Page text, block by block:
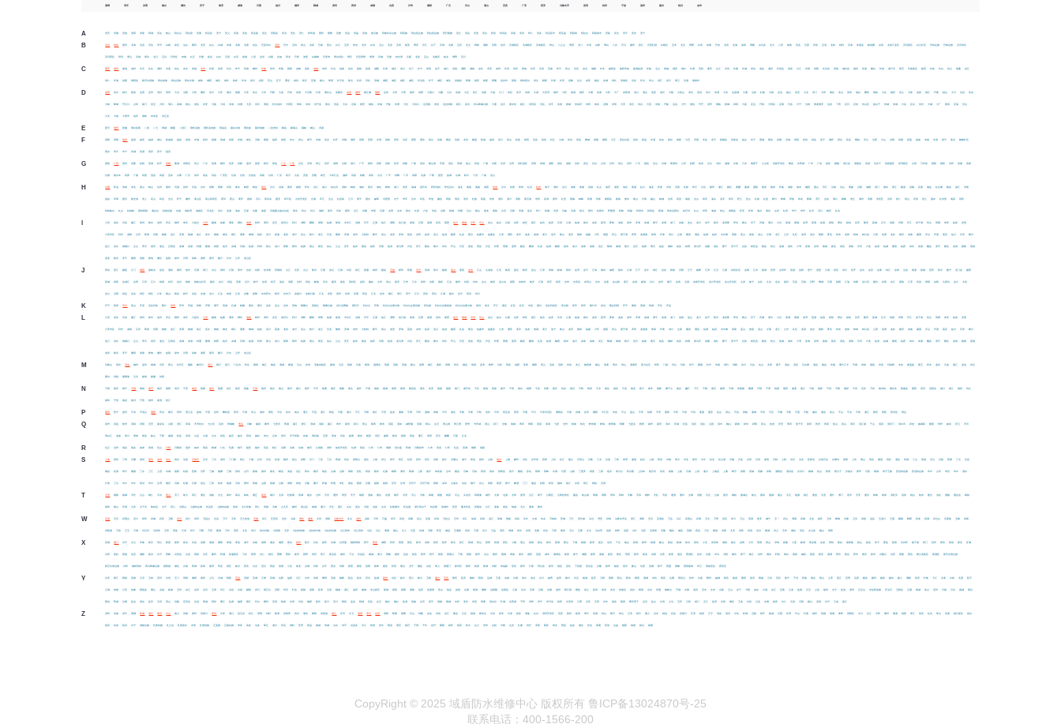
淄博 枣庄 东营 烟台 潍坊 济宁 泰安 威海 日照 临沂 德州 聊城 滨州 荷泽 成都 自贡 泸州 德阳 广元 乐山 眉山 宜宾 广安 西安 乌鲁木齐 昆明 杭州 宁波 温州 嘉兴 绍兴 金华
A 安庆 安顺 安国 安阳 安陆 阿城 安达 鞍山 阿尔山 阿拉善 安康 阿克苏 安宁 安义 安溪 安龙 阿克塞 安定 安阳县 安乡 安化 安仁 昂昂溪 爱民 爱辉 安图 安远 安福 安源 敖汉旗 阿鲁科尔沁旗 阿荣旗 阿拉善左旗 阿拉善右旗 阿巴嘎旗 安丘 安县 安居 安岳 阿坝 阿坝县 安塞 安泽 昂仁 安多 阿克苏市 阿瓦提 阿勒泰 阿拉尔 阿勒泰市 安新 安次 安平 安吉 安宁
B 北京 蚌埠 亳州 北海 北流 百色 毕节 白银 保定 泊头 霸州 北安 白山 白城 本溪 北镇 北票 包头 巴彦淖尔 滨州 巴中 宝鸡 保山 北碚 巴南 璧山 白云 宝安 布吉 北市 白沟 宝山 北辰 宝坻 板芙 博罗 滨江 白下 滨湖 北塘 宝应 北仑 碑林 灞桥 宾阳 包河 滨湖新区 北城新区 滨海新区 蚌山 八公山 博望 北门 半汤 白桥 博白 八步 巴马 播州 碧江 百里杜鹃 白银区 宝丰 北关 博爱 白浪 保康 巴东 北塔 北湖 保靖 博鳌 白马井 北大 八所 板桥 宾县 巴彦 拜泉 宝清 北林 勃利 滨海 本溪县 鲅鱼圈 白塔 北港工业区 滨河新区 白云矿区 巴林左旗 巴林右旗 滨河东区
滨河西区 班玛 博山 滨城 博兴 北川 宝兴 巴州区 布拖 白玉 巴塘 彬县 白水 宝塔 白河 保德 八宿 边坝 白朗 比如 班戈 巴青 波密 白碱滩 巴里坤 博尔塔拉 博乐 巴音郭楞 博湖 拜城 巴楚 布尔津 兵团 北泉 宝山 北戴河 柏乡 博野 宾川
C 重庆 滁州 巢湖 池州 长乐 从化 潮州 岑溪 崇左 赤水 承德 沧州 长葛 赤壁 长沙 常宁 常德 郴州 长春 常州 常熟 朝阳 赤峰 昌邑 成都 崇州 长治 昌都 昌吉 楚雄 慈溪 城阳 长寿 城关 崇川 长汀 长宁 崇明 昌平 城口 澄海 潮阳 潮南 赤坎 淳安 成华 长清 崇安 蔡甸 长安 沧浪 苍南 常平 茶山 呈贡 昌北 城厢 长丰 枞阳县 春晖学校 巢湖临湖 长集 仓山 禅城 潮安 城中 长洲 苍梧 册亨 从江 岑巩 长顺 长城 崇信 成县 瀍河 长垣县 承留 川汇 长阳 崇阳 长沙县 茶陵 城步县 慈利 辰溪 畅好 长坡 城子河 翠峦 长春新区 船营 长岭 长白 崇义 柴桑 昌江
崇仁 长海 昌图 朝阳县 陈巴尔虎旗 察右前旗 察右后旗 察右中旗 城东 城西 城北 城中 称多 长岛 昌乐 昌邑 苍山 茌平 曹县 成武 朝天 苍溪 船山 翠屏 长宁县 陈仓 长武 淳化 澄城 城固 城区 城区 城区 长治县 长子 城区 城关 昌都县 察雅 措美 错那 察隅 昌吉市 策勒 察布查尔 崇文 朝阳 长泰 长安 昌黎 丛台 成安 磁县 赤城 崇礼 承德县 沧县 长兴 常山 澄江 昌宁 翠云 沧源 楚雄市
D 东莞 东兴 都匀 敦煌 定西 定州 登封 邓州 大冶 当阳 大悟 儋州 东方 大庆 德兴 德惠 大安 东台 大丰 丹阳 大连 丹东 东港 大石桥 灯塔 调兵山 东戴河 东营 德州 都江堰 德阳 达州 大同 大理 德宏 东阳 大渡口 大鹏 大兴 东城 大足 垫江 东丽 大港 斗门 东区 东升 东凤 大涌 大亚湾 端州 大旺 鼎湖 德庆 大埔 东源 大邑 大厂 东西湖 沌口 洞头 道里 道外 大朗 大岭山 东坑 道滘 东川 东湖 大东 达坂城 大通 当涂 杜集 大观 定远 砀山 东至 大关 东门 大田 德化 东山 东侨 电白 叠彩 德保 大化 都安 东兰 大新 道真 德江 丹寨 独山 大方 宕昌 东乡
大峪 郸城 丹江口 点军 掇刀 东宝 大祥 洞口 鼎城 德山 道县 东安 大路 大成 东成 东澳 大茂 东河 滴道 杜尔伯特 大同区 带岭 东风 东宁县 敦化 东昌 大余 定南 德安 都昌 东海 丹徒 东洲 大洼 大武口 达茂旗 东胜 达拉特旗 磴口 多伦 东乌珠穆沁旗 大通 达日 德令哈 都兰 东营县 岱岳 东平 东港 德城 东昌府 东阿 单县 定陶 东明 大安 东区 东兴 大英 东坡 丹棱 达县 大竹 德昌 丹巴 道孚 德格 稻城 得荣 大荔 定边 丹凤 大同县 定襄 代县 大宁 当雄 堆龙德庆 达孜 丁青 定日 定结 东山区 独山子 东城 东城 大名 定兴 东光 大城 大厂 德清 定海 岱山
大关 大姚 大理市 迪庆 德钦 东丰县 东辽县
E 恩平 鄂州 恩施 鄂尔多斯 二道 二七 鄂城 峨蔓 二道江 鄂托克旗 鄂托克前旗 鄂温克 额尔古纳 鄂伦春 额济纳旗 二连浩特 峨边 峨眉山 额敏 峨山 洱源
F 凤阳 阜阳 福州 福清 福安 福鼎 佛山 防城港 福泉 富锦 丰城 抚州 抚顺 凤城 阜新 丰镇 奉化 涪陵 番禺 福田 奉贤 丰台 房山 奉节 丰都 阜沙 封开 丰顺 佛冈 富阳 芙蓉 沣渭 凤岗 富民 法库 肥西 肥东 凤台 阜南 繁昌 范岗 丰泽 枫溪 防城 福绵 富川 凤山 扶绥 凤冈 范县 凤泉 封丘 方城 扶沟 房县 樊城 凤凰 番阳 方正 富拉尔基 富裕 抚远 丰满 扶余 抚松 奉新 分宜 浮梁 丰县 阜宁 抚顺县 阜新县 福山 坊子 肥城 费县 富顺 涪城 凤翔 扶风 凤县 富平 佛坪 府谷 富县 繁峙 浮山 汾西 方山 汾阳 阜康 富蕴 福海 丰南 丰润 抚宁 复兴 峰峰矿区
肥乡 阜平 丰宁 阜城 富源 凤庆 富宁 福贡
G 固镇 广州 高州 高要 桂林 贵港 桂平 贵阳 藁城 高碑店 巩义 广水 贵溪 赣州 高安 高邮 盖州 固原 根河 果洛 广元 广安 古交 光明 皋兰 高开 港闸 古镇 港口 广宁 岗侨 拱墅 高新 高淳 鼓楼 广陵 高埗 观山湖 官渡 高区 管城 龟山 贵池 广德 功桥 光泽 古田 高栏港区 高明 恭城 灌阳 港北 港南 关岭 贵定 甘谷 古浪 甘州 高台 瓜州 广河 固始 光山 谷城 葛洲坝 公安 桂阳 桂东 古丈 光村 感城 甘南 工农 孤家子 公主岭 高新开发区 赣县 共青城 广丰 广昌 姑苏 赣榆 灌云县 灌南县 高港 甘井子 高新园区 高湾新区 古塔 弓长岭 固阳 刚察 共和 贵德 贵南
甘德 格尔木 高青 广饶 高密 冠县 高唐 贡井 古蔺 广汉 高坪 高县 珙县 广安区 甘洛 甘孜 甘孜县 高陵 甘泉 广灵 高平 古县 贡觉 贡嘎 岗巴 工布江达 伽师 巩留 鼓楼 高邑 古冶 广平 馆陶 广宗 高阳 沽源 广阳 固安 故城 古城 耿马 个旧 广南 贡山
H 合肥 怀远 淮南 淮北 黄山 鹤山 化州 惠州 河源 贺州 河池 合作 邯郸 黄骅 河间 衡水 鹤壁 辉县 黄石 汉川 洪湖 黄冈 衡阳 怀化 洪江 海口 哈尔滨 虎林 鹤岗 海林 黑河 海伦 桦甸 海门 淮安 海城 葫芦岛 呼和浩特 呼伦贝尔 海北 黄南 海南 海西 荷泽 汉中 哈密 和田 红河 杭州 海宁 湖州 合川 海珠 黄埔 花都 红古 海安 湖里 海沧 黄浦 虹口 海淀 怀柔 河东 河西 红桥 和平 汉沽 横琴 濠江 横栏 黄圃 惠城 惠阳 惠东 惠来 怀集 海陵 海丰 槐荫 惠山 邗江 汉南 洪山 黄陂 汉阳 海曙 虎门 厚街 黄江 横沥 洪梅 花溪 海盐 红谷滩 横县 涵江 浑南
皇姑 环翠 惠济 航空港 淮上 花山 和县 含山 怀宁 徽州 黄山区 黄山风景区 霍邱 霍山 黄甲 扈胡 河口 黄瓜岛 惠安 和平县 火炬开发区 合浦 环江 合山 红花岗 汇川 黄平 惠水 赫章 河西堡 会宁 华亭 合水 环县 华池 徽县 和政 滑县 淮滨 红旗 获嘉 华龙 湖滨 潢川 淮阳 黄石港 华容 花湖 黄州 红安 黄梅 鹤峰 荷塘 华新 衡阳县 衡南 衡东 衡山 汉寿 赫山 鹤城 会同 花垣 海棠 会山 和庆 海头 后安 和乐 呼兰 恒山 红岗 红星 桦川 桦南 珲春 和龙 辉南 浑江 会昌 湖口 横峰 虎丘 海州 淮阴 淮安区 洪泽 桓仁 黑山 宏伟 贺兰 惠农 红寺堡 海原 回民
和林格尔 红山 杭锦旗 霍林郭勒 海拉尔 杭锦后旗 化德 海勃湾 海南区 河北区 湟中 湟源 海东 互助 化隆 海晏 河南蒙古族自治县 黄岛 桓台 河口 海阳 寒亭 河东 惠民 合江 洪雅 华莹 汉源 会理 会东 黑水 红原 户县 华县 合阳 韩城 华阴 汉台 横山 黄龙 黄陵 汉滨 汉阴 浑源 壶关 怀仁 和顺 河津 河曲 洪洞 侯马 霍州 哈密市 呼图壁 和静 和硕 和田市 和田县 霍城 和布克赛尔 哈巴河 红山 华安 海港 邯山 邯郸县 怀安 怀来 海兴 黄岩 会泽 红塔 华宁 华坪 红河 河口 鹤庆 红岛
六安 龙岩 乐昌 廉江 雷州 陆丰 连州 罗定 柳州 来宾 六盘水 兰州 陇南 临夏 鹿泉 廊坊 洛阳 林州 漯河 灵宝 老河口 利川 浏阳 醴陵 耒阳 临湘 娄底 冷水江 涟源 乐平 辽源 临江 溧阳 连云港 凌海 辽阳 凌源 灵武 莱西 临沂 聊城 泸州 乐山 凉山 临汾 吕梁 拉萨 林芝 丽江 临沧 临安 乐清 兰溪 临海 丽水 龙泉 荔湾 萝岗 龙岗 龙华 罗湖 连城 梁平 龙湖 龙门 连南 连山 龙川 连平 陆河 龙泉驿 李沧 崂山 历下 历城 溧水 六合 栾城 鹿城 龙湾 莲湖 临潼 娄烦 寮步 禄劝 良庆 隆安 荔城 辽中 绿园 庐阳 庐江 龙子湖 烈山 琅琊 来安 临泉 灵璧
六安市区 利辛 龙眠 吕亭 郎溪 历阳 姥桥 连江 罗源 鲤城 洛江 龙文 柳南 柳北 柳江 鹿寨 柳城 临桂 灵川 荔浦 龙胜 龙圩 灵山 陆川 凌云 乐业 隆林 罗城 龙州 六枝特 黎平 雷山 龙里 罗甸 荔波 凉州 临泽 灵台 临洮 陇西 礼县 两当 临夏市 临夏县 兰考 鹿邑 龙亭 洛龙 老城 栾川 洛宁 鲁山 龙安 梨林 临颍 卢氏 梁园 罗山 梁子湖 罗田 龙感湖 来凤 芦淞 渌口 立新 隆回 澧县 临澧 临武 冷水滩 零陵 蓝山 娄星 龙山 泸溪 龙江 兰洋 礼纪 龙滚 龙沙 梨树 萝北 岭东 龙凤 林甸 林口县 兰西 龙潭 龙井 柳河 龙南 濂溪 庐山 芦溪 莲花 临川 乐安 黎川
连云 涟水 旅顺口 立山 李石 凌河 老边 辽阳县 龙城 龙港 利通 隆德 林西 临河 凉城 乐都 临淄 利津 莱山 龙口 莱阳 莱州 临朐 梁山 莱芜 岚山 兰山 罗庄 临沭 陵县 临邑 乐陵 临清 龙马潭 泸县 罗江 隆昌 阆中 邻水 芦山 乐至 雷波 理县 泸定 炉霍 理塘 蓝田 陇县 麟游 礼泉 临渭 略阳 留坝 洛川 岚皋 洛南 灵丘 黎城 潞城 陵川 灵石 临猗 离石 临县 柳林 岚县 林周 类乌齐 洛隆 洛扎 隆子 浪卡子 拉孜 林芝县 朗县 轮台 洛浦 老街 卢湾 龙海 灵寿 路南 路北 滦县 滦南 乐亭 卢龙 临漳 临城 隆尧 临西 涞水 涞源 蠡县 滦平 隆化 龙游 路桥 莲都
龙泉 陆良 罗平 隆阳 龙陵 鲁甸 澜沧 临翔 禄丰 泸西 绿春 潞西 梁河 陇川 泸水 兰坪 龙山区
J 界首 晋江 建瓯 江门 揭阳 嘉峪关 金昌 酒泉 冀州 焦作 济源 荆门 京山 荆州 江陵 津市 吉首 鸡西 佳木斯 景德镇 九江 吉安 九台 蛟河 江阴 金坛 江都 句容 靖江 姜堰 锦州 建昌 济南 胶州 即墨 济宁 晋城 晋中 建德 嘉兴 嘉善 金华 江山 九龙坡 江北 集美 嘉定 静安 金山 江津 津南 静海 蓟州 金湾 金平 江海 揭东 揭西 蕉岭 江城 江干 金牛 锦江 金堂 胶南 济阳 江宁 建邺 江岸 江汉 江夏 井陉矿区 金阊 江东 镜湖 竞秀 尖草坪 晋源 金阳 晋宁 进贤 江南 经区 净月 经开 金水 金安 金寨 鸠江 金神 泾县 绩溪 旌德 晋安 将乐 建宁 金门县 建阳
蕉城 靖西 金城江 金秀 江州 江口 锦屏 剑河 金沙 镜铁 镜铁山矿区 建设 金川 靖远 景泰 泾川 静宁 金塔 积石 浚县 涧西 吉利 郏县 解放 济水 建安 嘉鱼 荆州区 监利 建始 九华 君山 嘉禾 江华 江永 靖州 吉阳 嘉积 江边 建华 鸡冠 鸡东 尖山 集贤 金山屯 嘉荫 吉林市 集安 江源 靖宇 靖安 吉州 吉安县 井冈山 吉水 金溪 金山桥 贾汪 金湖 建湖 京口 金州 建平 金凤 泾源 金桥开发区 金川开发区 金山开发区 九原 集宁 尖扎 久治 金乡 嘉祥 莒县 莒南 巨野 鄄城 江阳 旌阳 江油 剑阁 金口河 犍为 井研 夹江 嘉陵 江安 筠连 简阳 金阳 九寨沟 金川 九龙
金台 泾阳 靖边 佳县 郊区 郊区 介休 稷山 绛县 静乐 吉县 交城 交口 江达 加查 江孜 吉隆 嘉黎 吉木萨尔 精河 吉木乃 金银川 金银川路 江北 井陉 晋州 鸡泽 巨鹿 景县 江北 金东 椒江 缙云 景宁 江川 景东 景谷 江城 建水 金平 景洪 剑川
K 开平 凯里 开封 昆山 开原 克拉玛依 喀什 昆明 开州 开福 柯桥 开阳 康平 宽城 孔城 崆峒 康县 康乐 克井 克山 克东 宽甸 喀喇沁 昆都仑 喀喇沁旗 克什克腾旗 康巴什 科尔沁 开鲁 科尔沁左翼中旗 科尔沁左翼后旗 库伦旗 科尔沁右翼前旗 科尔沁右翼中旗 垦利 奎文 开江 康定 矿区 矿区 岢岚 康马 克拉玛依区 库尔勒 库车 柯坪 喀什市 奎屯 喀拉拜勒 开平 康保 宽城 柯城 开化 开远
L 六安 龙岩 乐昌 廉江 雷州 陆丰 连州 罗定 柳州 来宾 六盘水 兰州 陇南 临夏 鹿泉 廊坊 洛阳 林州 漯河 灵宝 老河口 利川 浏阳 醴陵 耒阳 临湘 娄底 冷水江 涟源 乐平 辽源 临江 溧阳 连云港 凌海 辽阳 凌源 灵武 莱西 临沂 聊城 泸州 乐山 凉山 临汾 吕梁 拉萨 林芝 丽江 临沧 临安 乐清 兰溪 临海 丽水 龙泉 荔湾 萝岗 龙岗 龙华 罗湖 连城 梁平 龙湖 龙门 连南 连山 龙川 连平 陆河 龙泉驿 李沧 崂山 历下 历城 溧水 六合 栾城 鹿城 龙湾 莲湖 临潼 娄烦 寮步 禄劝 良庆 隆安 荔城 辽中 绿园 庐阳 庐江 龙子湖 烈山 琅琊 来安 临泉 灵璧
六安市区 利辛 龙眠 吕亭 郎溪 历阳 姥桥 连江 罗源 鲤城 洛江 龙文 柳南 柳北 柳江 鹿寨 柳城 临桂 灵川 荔浦 龙胜 龙圩 灵山 陆川 凌云 乐业 隆林 罗城 龙州 六枝特 黎平 雷山 龙里 罗甸 荔波 凉州 临泽 灵台 临洮 陇西 礼县 两当 临夏市 临夏县 兰考 鹿邑 龙亭 洛龙 老城 栾川 洛宁 鲁山 龙安 梨林 临颍 卢氏 梁园 罗山 梁子湖 罗田 龙感湖 来凤 芦淞 渌口 立新 隆回 澧县 临澧 临武 冷水滩 零陵 蓝山 娄星 龙山 泸溪 龙江 兰洋 礼纪 龙滚 龙沙 梨树 萝北 岭东 龙凤 林甸 林口县 兰西 龙潭 龙井 柳河 龙南 濂溪 庐山 芦溪 莲花 临川 乐安 黎川
连云 涟水 旅顺口 立山 李石 凌河 老边 辽阳县 龙城 龙港 利通 隆德 林西 临河 凉城 乐都 临淄 利津 莱山 龙口 莱阳 莱州 临朐 梁山 莱芜 岚山 兰山 罗庄 临沭 陵县 临邑 乐陵 临清 龙马潭 泸县 罗江 隆昌 阆中 邻水 芦山 乐至 雷波 理县 泸定 炉霍 理塘 蓝田 陇县 麟游 礼泉 临渭 略阳 留坝 洛川 岚皋 洛南 灵丘 黎城 潞城 陵川 灵石 临猗 离石 临县 柳林 岚县 林周 类乌齐 洛隆 洛扎 隆子 浪卡子 拉孜 林芝县 朗县 轮台 洛浦 老街 卢湾 龙海 灵寿 路南 路北 滦县 滦南 乐亭 卢龙 临漳 临城 隆尧 临西 涞水 涞源 蠡县 滦平 隆化 龙游 路桥 莲都
龙泉 陆良 罗平 隆阳 龙陵 鲁甸 澜沧 临翔 禄丰 泸西 绿春 潞西 梁河 陇川 泸水 兰坪 龙山区
M 马鞍山 明光 茂名 梅州 孟州 麻城 汨罗 密山 牡丹江 穆棱 梅河口 眉山 闵行 密云 门头沟 民众 麻章 梅江 梅县 满城 麻涌 马山 米东 毛集实验区 蒙城 马店 闽侯 马尾 闽清 湄洲岛 明溪 茂南 茂港 蒙山 湄潭 麻江 麦积 民勤 民乐 岷县 明港 孟津 牧野 马村 民权 泌阳 茅箭 麻阳 美兰 毛道 毛阳 木棠 木兰 梅里斯 麻山 美溪 明水 明山 满洲里 莫力达瓦 民和 门源 玛沁 玛多 牟平 蒙阴 牡丹 米易 绵竹 绵阳 沐川 马边 名山 木里 冕宁 美姑 茂县 马尔康 眉县 勉县 米脂 墨竹工卡 芒康 米林 墨脱 米泉 玛纳斯 木垒 麦盖提 墨玉 民丰 孟村 马龙 墨江 孟连 牟定
蒙自 弥勒 麻栗坡 马关 勐海 勐腊 弥渡
N 宁国 南安 南平 宁德 南雄 南宁 南宫 南阳 讷河 宁安 南昌 南康 南京 南通 内江 南充 那曲 宁波 南岸 南沙 南山 南市 南川 南开 宁河 南澳 南区 南朗 南头 南长 宁海 南岗 南城 南明 南湖 南昌县 南关 农安 南谯 南陵 南门 南日岛 宁化 南海 那坡 南丹 宁明 南白 纳雍 宁县 内黄 南乐 内乡 南召 宁陵 南漳 宁乡 南岳 南县 宁远 南圣 那大 南丰 南桥 碾子山 南岔 嫩江 宁江 宁都 南芬 南票 宁城 奈曼旗 囊谦 宁阳 宁津 纳溪 南部 南溪 南江 宁南 南郑 宁强 宁陕 南郊 宁武 尼木 乃东 南木林 聂拉木 那曲县 聂荣 尼玛 尼勒克 南口 南汇 南靖 内丘
南和 宁晋 南皮 南浔 宁蒗 南华 南涧 怒江
P 莆田 普宁 盘州 平凉 平顶山 濮阳 萍乡 磐石 邳州 普兰店 盘锦 平度 彭州 攀枝花 普洱 平湖 坪山 浦东 普陀 平谷 彭水 坡头 蓬江 平远 蒲江 郫县 平阴 浦口 平江 平阳 袍江 平房 盘龙 潘集 平潭 平和 浦城 屏南 平乐 浦北 平南 平果 平桂 凭祥 平坝 普定县 普安 平塘 平川 平原示范区 濮阳县 平舆 排浦 彭泽 鄱阳 平江区 沛县 平山 盘山 平罗 彭阳 平安 蓬莱 平邑 平原 平武 蓬溪 蓬安 彭山 屏山 平昌 普格 蒲城 平利 平定 平顺 平鲁 平遥 平陆 偏关 蒲县 皮山 平山 平乡 平泉 浦江 磐安 普陀 普洱县 屏边
Q 泉州 清远 钦州 清镇 庆阳 迁安 秦皇岛 沁阳 潜江 琼海 齐齐哈尔 七台河 启东 青铜峡 青岛 邛崃 曲靖 衢州 七里河 青浦 綦江 黔江 清城 清新 曲江 青羊 秦淮 硚口 青山 桥西 桥东 清苑 清徐 戚墅堰 清溪 桥头 企石 青山湖 青云谱 青秀 汽车城 潜山 祁门 全椒 谯城 青草 青阳 清流 泉港 七星 全州 钦南 钦北 黔东南 黔南 黔西南 晴隆 七星关 黔西 秦州 秦安 清水 庆城 杞县 淇滨 淇县 沁园 清丰 确山 蕲春 祁东 祁阳 琼山 前进 庆安 青冈 茄子河 前郭 乾安 青原 铅山 泉山 清河 清江浦 千山 清原 清河门 清水河 祁连 曲麻莱 栖霞 青州 曲阜 庆云 齐河
青白江 羌族 青川 青神 渠县 岐山 千阳 秦都 乾县 清涧 沁县 沁源 沁水 祁县 曲沃 曲水 琼结 曲松 奇台 且末 青河 齐干却勒 前海 青松路 迁西 青龙 邱县 曲周 桥东 桥西 清河 曲阳 桥东 桥西 青县 衢江 青田 庆元 麒麟 巧家 丘北
R 任丘 汝州 瑞昌 瑞金 如皋 荣成 乳山 日照 日喀则 瑞安 如东 荣昌 榕城 仁化 乳源 饶平 融安 融水 容县 榕江 汝阳 汝南 汝城 饶河 让胡路 润州 如意开发区 任城 荣县 仁和 仁寿 壤塘 若尔盖 芮城 日喀则市 仁布 若羌 仁怀 任县 容城 饶阳 瑞丽
S 上海 宿州 三明 石狮 邵武 韶关 深圳 汕头 四会 汕尾 石家庄 沙河 三河 深州 三门峡 商丘 十堰 沙洋 石首 松滋 随州 韶山 邵阳 石门 三亚 三沙 双城 尚志 双鸭山 绥化 上饶 舒兰 四平 双辽 松原 苏州 宿迁 沈阳 绥中 石嘴山 遂宁 商洛 朔州 山南 绍兴 上虞 嵊州 石柱 沙坪坝 思明 上杭 松江 顺义 石景山 石岐 三乡 沙溪 三角 神湾 遂溪 始兴 上城 双流 市南 四方 市北 商河 市中 松北 松山湖 石碣 石龙 沙田 石排 嵩明 石林 上林 沈河 沈北 苏家屯 沙依巴克 水磨沟 双阳 上街 蜀山 寿县 濉溪 宿松 泗县 舒城 三山 双港 石台 石杨 善厚 三元 沙县
顺昌 松溪 寿宁 顺德 三水 三江 上思 水城 绥阳 松桃 思南 石阡 三穗 施秉 三都 胜利 山丹 肃南 肃州 肃北 睢县 渑池 沈丘 商水 顺河 嵩县 山城 山阳 双桥 思礼 邵原 陕州 社旗 睢阳 浉河 商城 上蔡 遂平 神农架 沙市 随县 石峰 石鼓 双清 邵东 邵阳县 绥宁 桑植 苏仙 双牌 双峰 水满 石壁 山根 三更罗 四更 三家 绥滨 四方台 萨尔图 上甘岭 绥芬河 孙吴 绥棱 上犹 石城 上高 遂川 上饶县 上栗 睢宁 射阳 宿城 宿豫 沭阳 泗阳县 泗洪县 沙河口 顺城 松山 双塔 双台子 沙坡头 赛罕 石拐 商都 四子王旗 苏尼特右旗 苏尼特左旗 市中 山亭 寿光 市中 泗水
什邡 三台 市中 市中 射洪 市中 沙湾 顺庆 石棉 松潘 石渠 色达 三原 神木 绥德 石泉 商州 商南 山阳 朔城 山阴 寿阳 神池 石楼 桑日 萨迦 萨嘎 申扎 索县 鄯善 沙雅 疏附 疏勒 莎车 沙湾 石河子 石河子镇 双桥 深泽 山海关 涉县 顺平 尚义 双桥 双滦 肃宁 嵊泗 三门 遂昌 松阳 师宗 施甸 绥江 水富 双江 双柏 石屏
T 天津 铜陵 桐城 天长 台山 铜仁 天水 唐山 天门 铁力 同江 通化 洮南 太仓 泰州 泰兴 铁岭 通辽 泰安 铜川 太原 吐鲁番 塔城 桐乡 台州 天河 通州 同安 天宁 铜梁 潼南 塘沽 坦洲 桐庐 天府 天心 天桥 泰顺 塘厦 铁西 天山 头屯河 田家庵 铜官 太湖 屯溪 太和 唐湾 台江 泰宁 台商区 台商投资区 藤县 铁山港 覃塘 田阳 田东 田林 天峨 天等 桐梓 天柱 天祝 通渭 通许 太康 汤阴 天坛 台前 唐河 桐柏 团城山 铁山 团风 通城 通山 天元 桃源 桃江 通道 天涯 通什 潭门 塔洋 天安 通河 铁锋 泰来 汤旺河 汤原 桃山 铁东 图们 洮北 通榆 通化县 铜鼓
泰和 铜山 亭湖 台安 太子河 铁岭县 太平 同心 太阳山 土默特左旗 托克托 土默特右旗 突泉 太仆寺旗 同仁 同德 天峻 台儿庄 滕州 泰山区 郯城 通川 天全 通江 太白 潼关 天镇 屯留 太谷 吐鲁番市 托克逊 塔什库尔干 特克斯 塔城市 托里 图木舒克 托喀依 台江 唐海 唐县 桃城 天台 通海 腾冲
W 芜湖 五河 武夷山 吴川 梧州 武威 武安 卫辉 武汉 武穴 武冈 五指山 文昌 万宁 五常 五大连池 无锡 吴江 瓦房店 吴忠 乌海 潍坊 威海 文登 渭南 乌鲁木齐 文山 温州 温岭 万州 万盛 武平 武进 武隆 巫山 巫溪 武清 五桂山 五华 武江 翁源 武侯 温江 望城 维扬 武昌 吴中 文成 未央 万柏林 莞城 万江 望牛墩 乌当 湾里 武鸣 乌鲁木齐县 望江 涡阳 无为 芜湖县 万达 乌江 武夷山 武夷 五夫 万秀 武宣 务川 万山 望谟 瓮安 威宁 五一 武山 渭源 武都 文县 尉氏 卫东 舞钢 文峰 卫滨 武陟 温县 五龙口 王屋 魏都 舞阳 卧龙 宛城 武当山 伍家岗 五峰 武陵
武陵源 万泉 王五 万城 乌马河 乌伊岭 五营 望奎 汪清 武宁 万载 万安 婺源 万年 望花 文圣 武川 翁牛特旗 乌审旗 五原 乌拉特前旗 乌拉特中旗 乌拉特后旗 乌兰察布 乌兰浩特 乌达 乌兰 潍城 微山 汶上 五莲 武城 无棣 旺苍 威远 五通桥 武胜 万源 汶川 王益 渭滨 渭城 武功 吴堡 吴旗 武乡 万荣 闻喜 五台 五寨 文水 乌尔禾 温泉 尉犁 温宿 乌什 乌苏 五家渠 无极 魏县 威县 望都 蔚县 万全 围场 吴桥 文安 武邑 武强 吴兴 婺城 武义 五华 威信 武定 文山县 巍山 维西
X 宣城 厦门 兴宁 兴义 辛集 新乐 邢台 新密 新郑 新乡 许昌 信阳 项城 襄阳 孝感 孝昌 咸宁 仙桃 湘潭 湘乡 湘西 新余 徐州 新沂 兴化 新民 兴城 兴安盟 锡林郭勒 西宁 西安 咸阳 忻州 西固 新区 新市 杏林 翔安 新罗 新北 徐汇 西城 秀山 西青 香洲 西区 小榄 霞山 徐闻 新会 新丰 西湖 萧山 下城 新都 新津 星沙 玄武 下关 锡山 新洲 新华 相城 象山 新昌 新城 徐水 香坊 小店 杏花岭 谢岗 修文 息烽 小河 秀洲 西山 寻甸 新建 小蓝 象湖 西乡塘 仙游 秀屿 新站 谢家集 相山 歙县 休宁 萧县 新渡 兴尔旺 嬉子湖 西门 宣州 西埠 香泉 新店 芗城
兴田 星村 霞浦 信宜 湘桥 新兴 兴宁 秀峰 兴安县 兴业 西林 兴宾 象州 忻城 新浦新区 习水 西秀 兴仁 雄关 西峰 西和 新安 新野 祥符 西工 新乡县 修武 下冶 许昌县 襄城 淅川 西峡 夏邑 息县 新县 西华 西平 新蔡 西塞山 下陆 西陵 猇亭 兴山 襄州 襄城 孝南 浠水 咸安 宣恩 咸丰 湘潭县 新邵 新宁 湘阴 新田 溆浦 新晃 新化 秀英 新州 新龙 向阳 兴安 新青 逊克 西湖区 信丰 兴国 寻乌 浔阳 修水 新干 峡江 信州 湘东 盱眙 响水 西岗 岫岩 新抚 新宾 溪湖 西市 熊岳 西丰 细河 新邱 兴隆台 兴庆 西夏 西吉 稀土高新区 新城区 新巴尔虎左旗
新巴尔虎右旗 兴和 锡林浩特 西乌珠穆沁旗 镶黄旗 循化 兴海 薛城 新泰 夏津 莘县 西区 叙永 西充 兴文 宣汉 西昌 喜德 小金 新龙 乡城 旬邑 兴平 西乡 旬阳 新荣 襄垣 昔阳 新绛 夏县 忻府 襄汾 乡宁 隰县 兴县 孝义 谢通门 新市区 新和 新源 新城 向阳 幸福路 宣武 新华 行唐 邢台县 新河 雄县 宣化 下花园 宣化县 兴隆 新华 献县 香河 象山 仙居 宣威 新平 西盟 西畴 西双版纳 祥云 香格里拉 西安区
Y 永安 阳江 阳春 英德 云浮 玉林 宜州 永登 玉门 荥阳 偃师 禹州 义马 永城 阳新 宜昌 宜都 宜城 云梦 应城 岳阳 益阳 沅江 永州 伊春 鹰潭 宜春 榆树 延边 延吉 宜兴 盐城 扬州 仪征 扬中 营口 银川 玉树 烟台 宜宾 雅安 延安 榆林 阳泉 运城 玉溪 余姚 永康 渝中 渝北 永川 越秀 盐田 榆中 永定 杨浦 延庆 云阳 酉阳 阳山 阳东 阳西 源城 余杭 雨花 岳麓 雨花台 裕华 永嘉 鄞州 越城 阎良 杨凌 雁塔 迎泽 阳曲 云岩 宜良 邕宁 于洪 瑶海 禹会 雨山 义安 迎江 宜秀 岳西 黟县 颍州 颍泉 颍东 颍上 埇桥 裕安 叶集 弋江 永泰 永春 尤溪 延平
云城 郁南 云安 鱼峰 阳朔县 雁山 永福 银海 玉州 右江 余庆 沿河 玉屏 印江 永昌 永靖 鄢陵 伊川 禹王台 宜阳 伊滨 叶县 殷都 原阳 延津 玉泉 郾城 源汇 油田 虞城 羊山新区 驿城 郧西 郧阳 夷陵 远安 鱼梁洲 英山 攸县 炎陵 岳塘 雨湖 雁峰 岳阳楼 岳阳县 云溪 永兴 宜章 沅陵 永顺 崖州 阳江镇 雅星 依兰 延寿 依安 友谊 伊春区 友好 阳明 永吉 伊通 榆树台 于都 永修 袁州 宜丰 永丰 永新 玉山 余干 弋阳 渝水 月湖 余江 宜黄 云龙 盐都 元宝 义县 银州 永宁 盐池 原州 元宝山 伊金霍洛旗 牙克石 玉树县 沂源 峄城 鱼台 兖州 沂南 沂水 禹城 阳谷
阳信 郓城 沿滩 盐边 游仙 盐亭 元坝 营山 仪陇 宜宾县 岳池 雨城 荥经 雁江 盐源 越西 雅江 印台 耀州 宜君 杨凌 永寿 洋县 榆阳 延长 延川 宜川 阳高 盂县 阳城 应县 右玉 榆次 榆社 盐湖 垣曲 永济 原平 尧都 翼城 永和 亚东 伊吾 焉耆 英吉沙 叶城 岳普湖 于田 伊犁 伊宁 伊宁县 裕民 永安坝 云霄 元氏 玉田 永年 易县 阳原 鹰手营子 运河 盐山 永清 义乌 玉环 云和 易门 元江 盐津 永善 彝良 玉龙 永胜 云县 永德 姚安 永仁 元谋 元阳 砚山 漾濞 永平 云龙 盈江
Z 漳州 漳浦 漳平 增城 珠海 湛江 肇庆 中山 遵义 张掖 涿州 张家口 郑州 中牟 周口 驻马店 枝江 枣阳 钟祥 株洲 张家界 资兴 肇东 樟树 张家港 镇江 庄河 中卫 淄博 枣庄 自贡 资阳 昭通 诸暨 舟山 钟楼 忠县 仲恺 浈江 紫金 正定 镇海 樟木头 中堂 郑东 中原 政务 周集 众兴 漳州开发区 诏安 政和 柘荣 周宁 资源 钟山 昭平 钟山 正安 镇宁 紫云 贞丰 镇远 织金 张家川 庄浪 镇原 正宁 漳县 湛河 中站 轵城 召陵 镇平 柘城 正阳 张湾 竹山 竹溪 秭归 曾都 蒸湘 珠晖 资阳区 中方 芷江 中和 肇州 肇源 镇赉 章江 章贡 站北 珠山 资溪 镇江新区 振兴
振安 站前 彰武 中宁 准格尔旗 扎鲁特旗 扎兰屯 扎赉诺尔 卓资 扎赉特旗 正蓝旗 正镶白旗 泽库 杂多 治多 章丘 淄川 张店 周村 芝罘 招远 诸城 邹城 沾化 邹平 自流井 中江 梓潼 资中 昭觉 周至 镇巴 子洲 子长 志丹 紫阳 镇坪 镇安 柞水 左云 泽州 左权 中阳 左贡 扎囊 仲巴 泽普 昭苏 闸北 赞皇 赵县 遵化 张北 涿鹿 枣强 沾益 昭阳 镇雄 镇沅 镇康
CopyRight © 2025 域盾防水维修中心 版权所有 鲁ICP备13024870号-25
联系电话：400-1566-200